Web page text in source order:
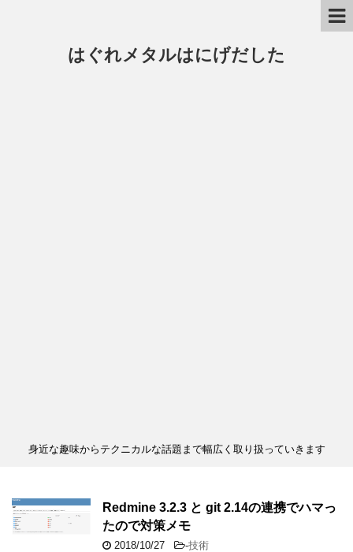
はぐれメタルはにげだした
身近な趣味からテクニカルな話題まで幅広く取り扱っていきます
Redmine 3.2.3 と git 2.14の連携でハマっ
たので対策メモ
2018/10/27 -技術